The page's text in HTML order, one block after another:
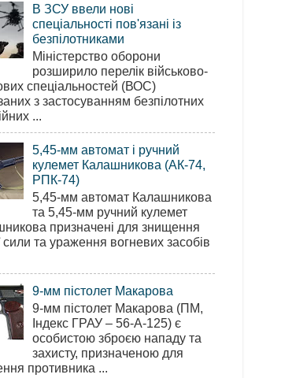
В ЗСУ ввели нові
спеціальності пов'язані із
безпілотниками
Міністерство оборони
розширило перелік військово-
спеціальностей (ВОС)
з застосуванням безпілотних
...
5,45-мм автомат і ручний
кулемет Калашникова (АК-74,
РПК-74)
5,45-мм автомат Калашникова
та 5,45-мм ручний кулемет
призначені для знищення
сили та ураження вогневих засобів
9-мм пістолет Макарова
9-мм пістолет Макарова (ПМ,
Індекс ГРАУ – 56-А-125) є
особистою зброєю нападу та
захисту, призначеною для
противника ...